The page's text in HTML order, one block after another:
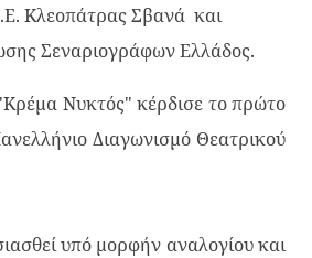
Κλεοπάτρας Σβανά και
Σεναριογράφων Ελλάδος.
Νυκτός" κέρδισε το πρώτο
Διαγωνισμό Θεατρικού
υπό μορφήν αναλογίου και